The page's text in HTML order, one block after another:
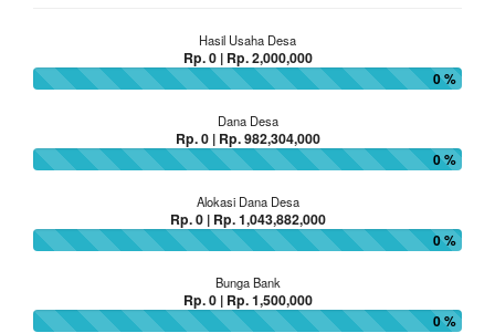
Hasil Usaha Desa
Rp. 0 | Rp. 2,000,000
0 %
Dana Desa
Rp. 0 | Rp. 982,304,000
0 %
Alokasi Dana Desa
Rp. 0 | Rp. 1,043,882,000
0 %
Bunga Bank
Rp. 0 | Rp. 1,500,000
0 %